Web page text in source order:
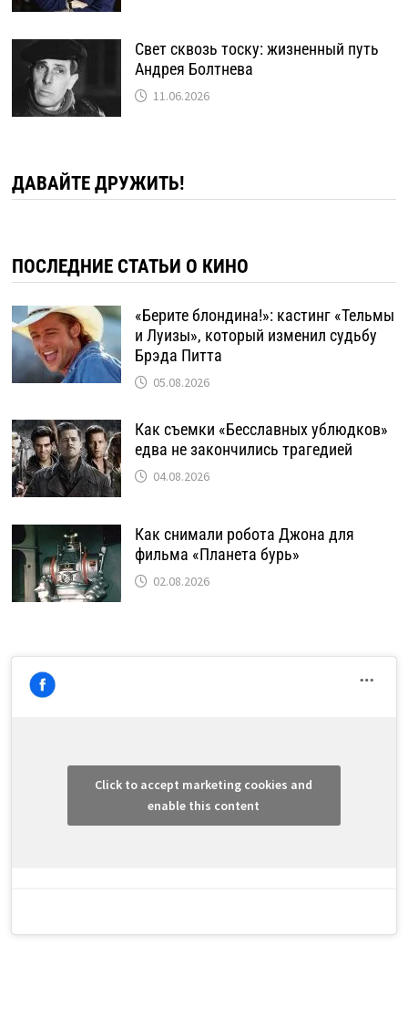
Свет сквозь тоску: жизненный путь
Андрея Болтнева
11.06.2026
ДАВАЙТЕ ДРУЖИТЬ!
ПОСЛЕДНИЕ СТАТЬИ О КИНО
«Берите блондина!»: кастинг «Тельмы
и Луизы», который изменил судьбу
Брэда Питта
05.08.2026
Как съемки «Бесславных ублюдков»
едва не закончились трагедией
04.08.2026
Как снимали робота Джона для
фильма «Планета бурь»
02.08.2026
Click to accept marketing cookies and
enable this content